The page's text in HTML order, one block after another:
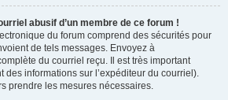
abusif d’un membre de ce forum !
du forum comprend des sécurités pour
de tels messages. Envoyez à
du courriel reçu. Il est très important
des informations sur l’expéditeur du courriel).
prendre les mesures nécessaires.